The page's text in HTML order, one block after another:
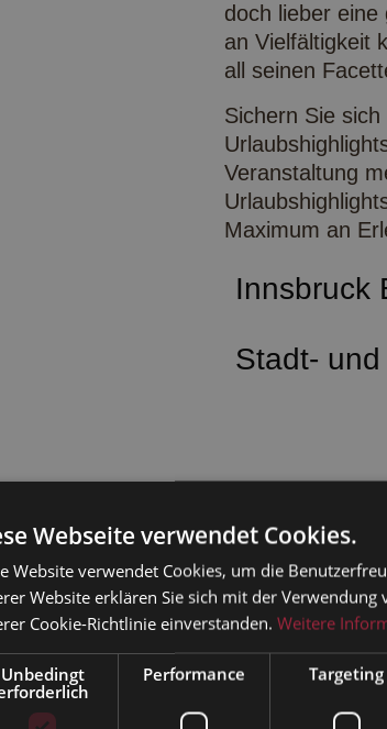
doch lieber
an Vielfältigkeit
all seinen
Sichern Sie
Veranstaltung
Maximum an
Innsbruck
Stadt-
ALS
FÜR IHREN
Webseite verwendet Cookies.
Website verwendet Cookies, um die
Website erklären Sie sich mit der
Cookie-Richtlinie einverstanden. Weitere
Unbedingt
Performance Targeting